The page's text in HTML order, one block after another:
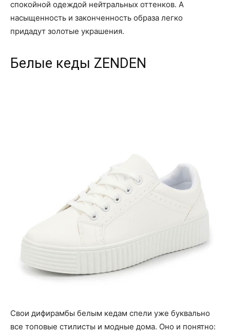
спокойной одеждой нейтральных оттенков. А
насыщенность и законченность образа легко
придадут золотые украшения.
Белые кеды ZENDEN
Свои дифирамбы белым кедам спели уже буквально
все топовые стилисты и модные дома. Оно и понятно: